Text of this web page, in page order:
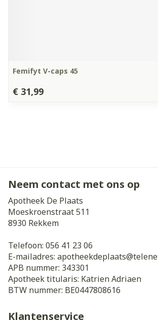
Femifyt V-caps 45
€ 31,99
Neem contact met ons op
Apotheek De Plaats
Moeskroenstraat 511
8930 Rekkem
Telefoon: 056 41 23 06
E-mailadres: apotheekdeplaats@
APB nummer: 343301
Apotheek titularis: Katrien Adriaen
BTW nummer: BE0447808616
Klantenservice